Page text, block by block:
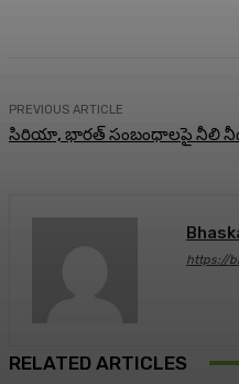
PREVIOUS ARTICLE
సిరియా, భారత్ సంబంధాలపై నీలి
https://
RELATED ARTICLES